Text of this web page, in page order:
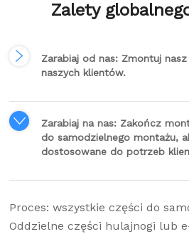
Zalety
Zarabiaj od nas: Zmontuj
naszych klientów.
Zarabiaj na nas: Zakończ
do samodzielnego montażu,
dostosowane do potrzeb
Proces: wszystkie części do
Oddzielne części hulajnogi lub